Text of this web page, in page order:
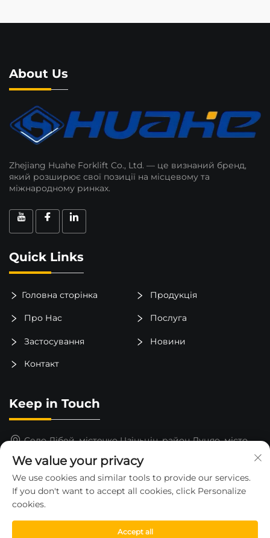
About Us
Zhejiang Huahe Forklift Co., Ltd. — це визнаний бренд,
який розширює свої позиції на місцевому та
міжнародному ринках.
Quick Links
Головна сторінка Продукція
Про Нас Послуга
Застосування Новини
Контакт
Keep in Touch
Село Лібей, містечко Цзіньцін, район Луцяо, місто
15325652000
[email protected]
We value your privacy
We use cookies and similar tools to provide our services.
If you don't want to accept all cookies, click Personalize
cookies.
Accept all